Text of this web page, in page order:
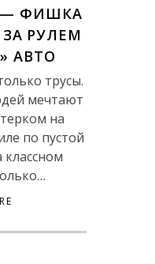
— ФИШКА
РУЛЕМ
АВТО
трусы.
мечтают
на
по пустой
классном